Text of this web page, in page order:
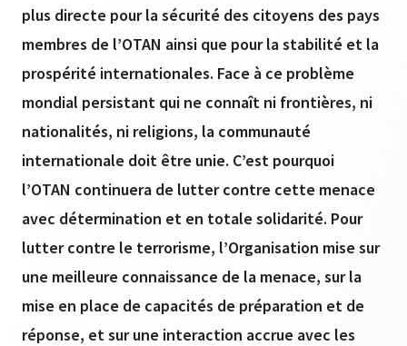
plus directe pour la sécurité des citoyens des pays
membres de l’OTAN ainsi que pour la stabilité et la
prospérité internationales. Face à ce problème
mondial persistant qui ne connaît ni frontières, ni
nationalités, ni religions, la communauté
internationale doit être unie. C’est pourquoi
l’OTAN continuera de lutter contre cette menace
avec détermination et en totale solidarité. Pour
lutter contre le terrorisme, l’Organisation mise sur
une meilleure connaissance de la menace, sur la
mise en place de capacités de préparation et de
réponse, et sur une interaction accrue avec les